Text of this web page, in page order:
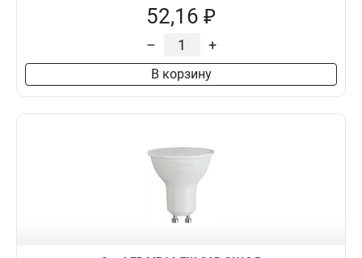
52,16 ₽
– +
В корзину